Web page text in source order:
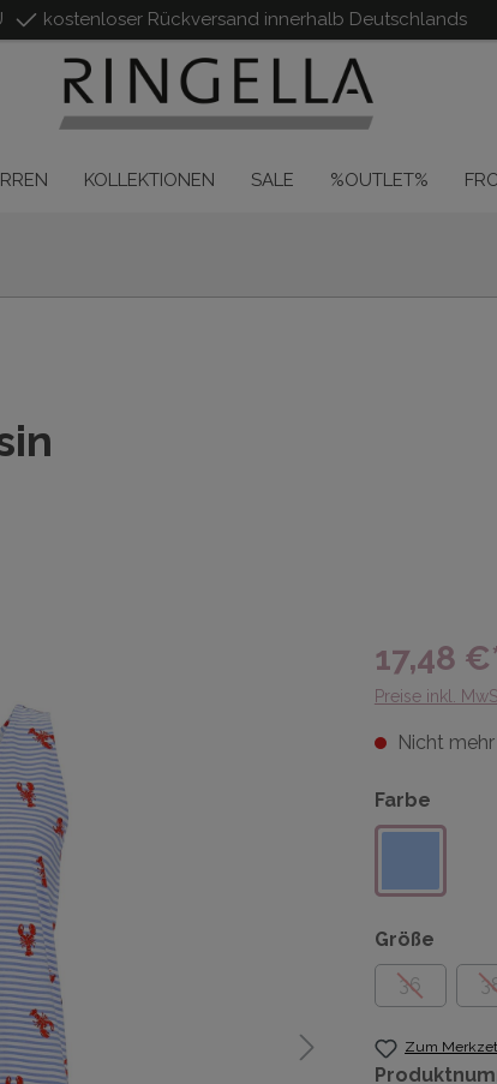
kostenloser Rückversand innerhalb Deutschlands
KOLLEKTIONEN SALE %OUTLET%
17,48
Preise inkl.
Nicht
Farbe
Größe
36
Zum